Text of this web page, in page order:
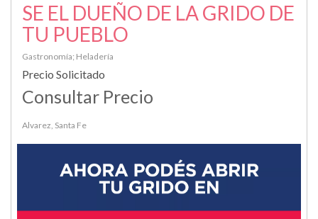
SE EL DUEÑO DE LA GRIDO DE
TU PUEBLO
Gastronomía; Heladería
Precio Solicitado
Consultar Precio
Alvarez, Santa Fe